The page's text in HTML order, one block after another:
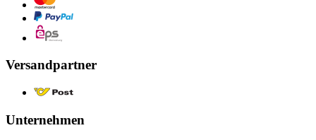
Versandpartner
Unternehmen